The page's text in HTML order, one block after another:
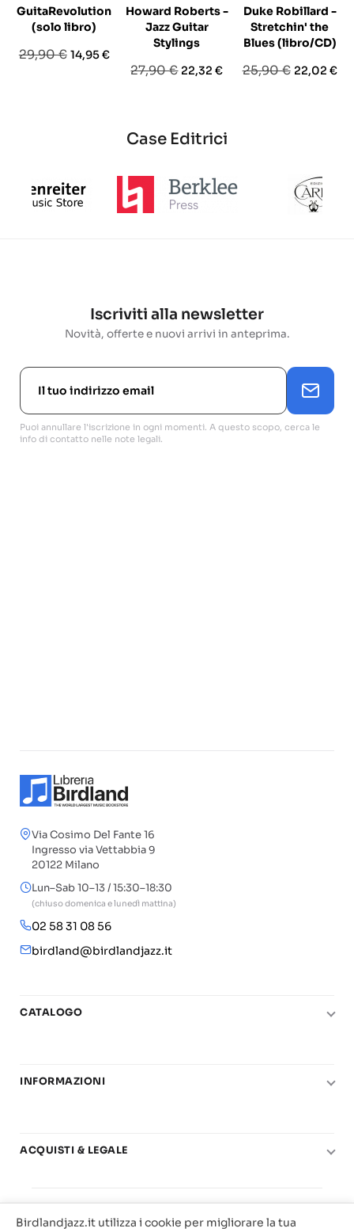
GuitaRevolution
(solo libro)
Prezzo
29,90 € Prezzo
14,95 €
Howard Roberts -
Jazz Guitar
Stylings
Prezzo
27,90 € Prezzo
22,32 €
Duke Robillard -
Stretchin' the
Blues (libro/CD)
Prezzo
25,90 € Prezzo
22,02 €
Case Editrici
Iscriviti alla newsletter
Novità, offerte e nuovi arrivi in anteprima.
Puoi annullare l'iscrizione in ogni momenti. A questo scopo, cerca le
info di contatto nelle note legali.
Via Cosimo Del Fante 16
Ingresso via Vettabbia 9
20122 Milano
Lun–Sab 10–13 / 15:30–18:30
(chiuso domenica e lunedì mattina)
02 58 31 08 56
birdland@birdlandjazz.it
CATALOGO
Chitarra
Basi play-along
Offerte
INFORMAZIONI
Carta del Docente
ACQUISTI & LEGALE
Birdland Milano. P.Iva 12093700156
Birdlandjazz.it utilizza i cookie per migliorare la tua